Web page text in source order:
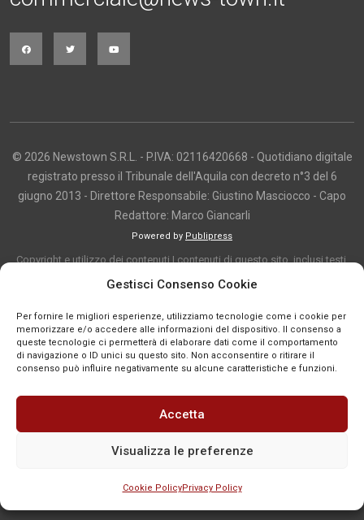
Gestisci Consenso Cookie
Per fornire le migliori esperienze, utilizziamo tecnologie come i cookie per
memorizzare e/o accedere alle informazioni del dispositivo. Il consenso a
queste tecnologie ci permetterà di elaborare dati come il comportamento
di navigazione o ID unici su questo sito. Non acconsentire o ritirare il
consenso può influire negativamente su alcune caratteristiche e funzioni.
Accetta
Visualizza le preferenze
Cookie PolicyPrivacy Policy
© 2026 Newstown S.R.L. - P.IVA: 02116420668 - Quotidiano digitale
registrato presso il Tribunale dell'Aquila con decreto n°3 del 6
giugno 2013 - Direttore Responsabile: Giustino Masciocco - Capo
Redattore: Marco Giancarli
Powered by Publipress
Copyright e utilizzo dei contenuti I contenuti di questo sito, inclusi testi,
articoli, immagini, fotografie, video e grafica, sono protetti da copyright e
indicazione. La riproduzione totale o parziale dei contenuti è consentita
solo previa autorizzazione o citando chiaramente la fonte, con link diretto
alla pagina originale, quando previsto. I contenuti provenienti da terze
parti sono pubblicati a fini informativi e restano di proprietà dei legittimi
titolari dei diritti. Se un contenuto viola diritti d’autore o norme vigenti, è
possibile segnalarlo per la verifica e l’eventuale rimozione tramite
comunicazione mail all'indirizzo redazione@news-town.it